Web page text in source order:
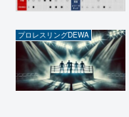
プロレスリングDEWA